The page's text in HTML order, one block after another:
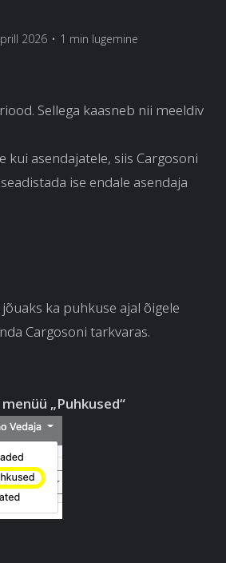
2026 • 1 min lugemine
Sellega kaasneb nii meeldiv
asendajatele, siis Cargosoni
ise endale asendaja
ka puhkuse ajal õigele
Cargosoni tarkvaras.
„Puhkused“